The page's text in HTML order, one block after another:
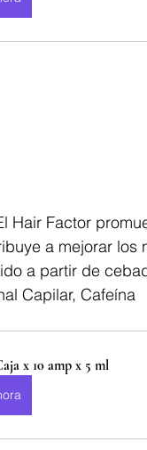
Hair Factor
a mejorar los
a partir de
Capilar, Cafeína
x 10 amp x 5 ml